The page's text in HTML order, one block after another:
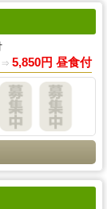
⇒ 5,850円 昼食付